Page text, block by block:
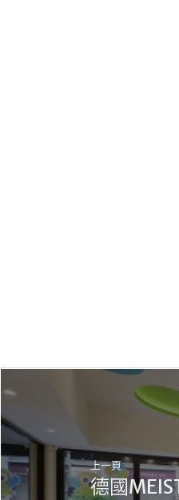
上一頁
德國